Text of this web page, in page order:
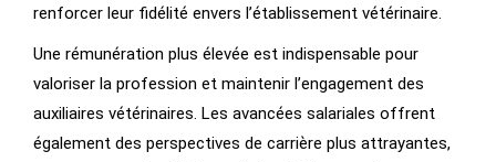
renforcer leur fidélité envers l’établissement vétérinaire.
Une rémunération plus élevée est indispensable pour
valoriser la profession et maintenir l’engagement des
auxiliaires vétérinaires. Les avancées salariales offrent
également des perspectives de carrière plus attrayantes,